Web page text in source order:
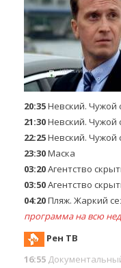
20:35Невский. Чужой
21:30Невский. Чужой
22:25Невский. Чужой
23:30Маска
03:20Агентство
03:50Агентство
04:20Пляж. Жаркий
программа на всю
Рен ТВ
16:55